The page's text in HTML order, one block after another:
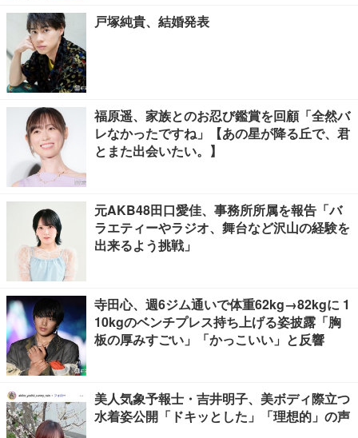
戸塚純貴、結婚発表
福原遥、家族とのお忍び鑑賞を回顧「全然バ
レなかったですね」【あの星が降る丘で、君
とまた出会いたい。】
元AKB48田口愛佳、事務所所属を報告「バ
ラエティーやラジオ、舞台など沢山の経験を
出来るよう挑戦」
寺田心、週6ジム通いで体重62kg→82kgに 1
10kgのベンチプレス持ち上げる姿披露「胸
板の厚みすごい」「かっこいい」と反響
美人気象予報士・吉井明子、美ボディ際立つ
水着姿公開「ドキッとした」「理想的」の声